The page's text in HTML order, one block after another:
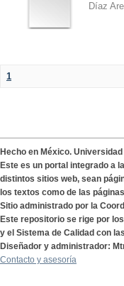
Díaz
1
Hecho en México.
Este es un portal integrado a
distintos sitios web, sean
los textos como de las
Sitio administrado por la
Este repositorio se rige por
y el Sistema de Calidad con
Diseñador y administrador:
Contacto y asesoría